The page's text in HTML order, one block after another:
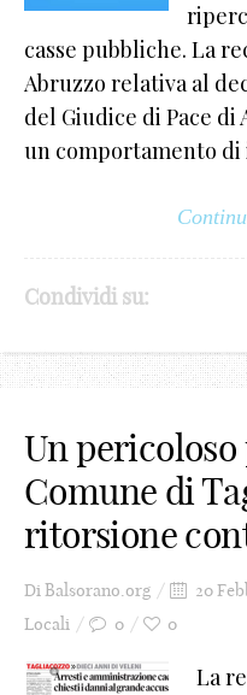
casse pubbliche. La
Abruzzo relativa al
del Giudice di Pace di
un comportamento di
Condividi su:
Un
Comune di
ritorsione
DiBalsorano.org 20
Locali
0 0
La